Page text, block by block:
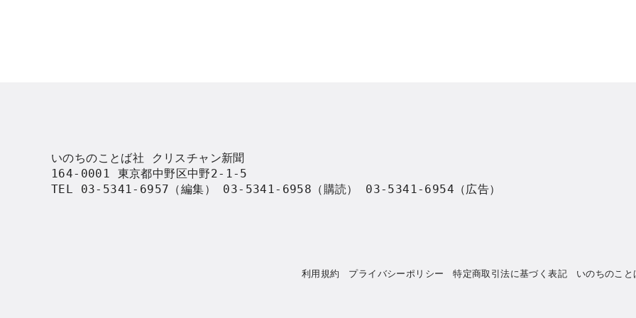
いのちのことば社 クリスチャン新聞
164-0001 東京都中野区中野2-1-5
TEL 03-5341-6957（編集） 03-5341-6958（購読） 03-5341-6954（広告）
利用規約 プライバシーポリシー 特定商取引法に基づく表記 いのちのこと